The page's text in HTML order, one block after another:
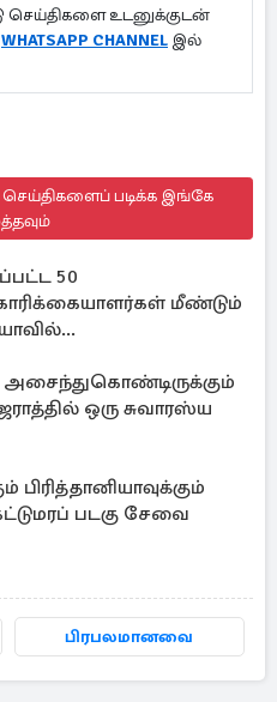
செய்திகளை உடனுக்குடன்
WHATSAPP CHANNEL இல்
செய்திகளைப் படிக்க இங்கே
50
மீண்டும்
ஒரு சுவாரஸ்ய
பிரித்தானியாவுக்கும்
படகு சேவை
பிரபலமானவை